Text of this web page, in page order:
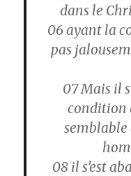
dans le
06ayant la
pas
07Mais il
condition
semblable
08 il s’est